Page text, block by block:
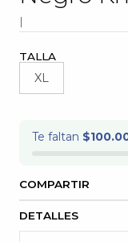
|
TALLA
XL
Te faltan
COMPARTIR
DETALLES